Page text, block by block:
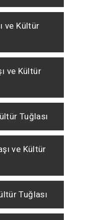
ve Kültür
ve Kültür
Tuğlası
ve Kültür
Tuğlası